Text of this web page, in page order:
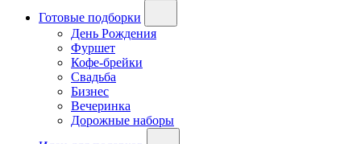
Готовые подборки
День Рождения
Фуршет
Кофе-брейки
Свадьба
Бизнес
Вечеринка
Дорожные наборы